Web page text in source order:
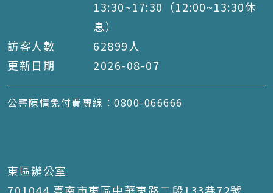
13:30~17:30（12:00~13:30休
息）
訪客人數
62899 人
更新日期
2026-08-07
公害陳情免付費專線：0800-066666
東區辦公室